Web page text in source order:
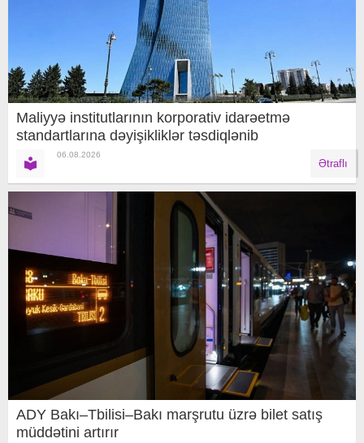
Maliyyə institutlarının korporativ idarəetmə
standartlarına dəyişikliklər təsdiqlənib
06.08.2026
Ətraflı
ADY Bakı–Tbilisi–Bakı marşrutu üzrə bilet satış
müddətini artırır